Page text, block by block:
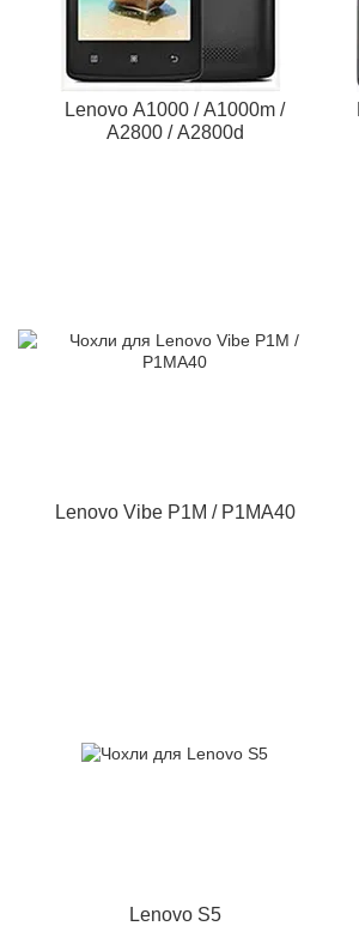
Lenovo A1000 / A1000m /
A2800 / A2800d
Lenovo Vibe P1M / P1MA40
Lenovo S5